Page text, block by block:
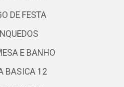
DE FESTA
E BANHO
BASICA 12